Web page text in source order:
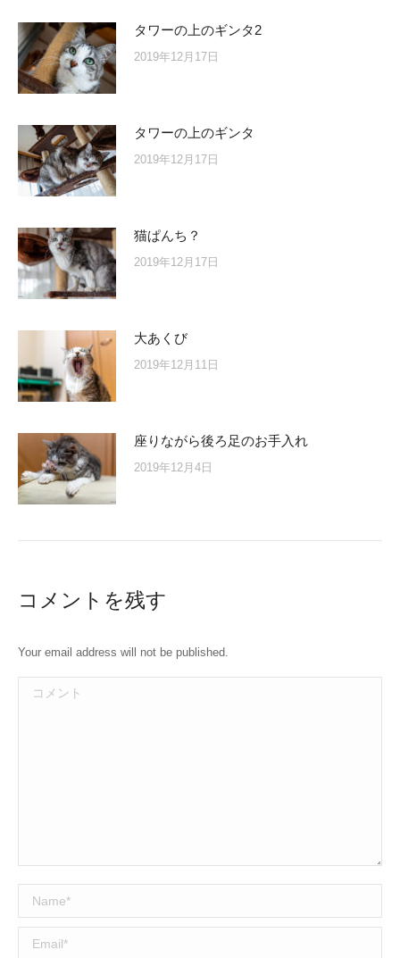
タワーの上のギンタ2
2019年12月17日
タワーの上のギンタ
2019年12月17日
猫ぱんち？
2019年12月17日
大あくび
2019年12月11日
座りながら後ろ足のお手入れ
2019年12月4日
コメントを残す
Your email address will not be published.
コメント
Name *
Email *